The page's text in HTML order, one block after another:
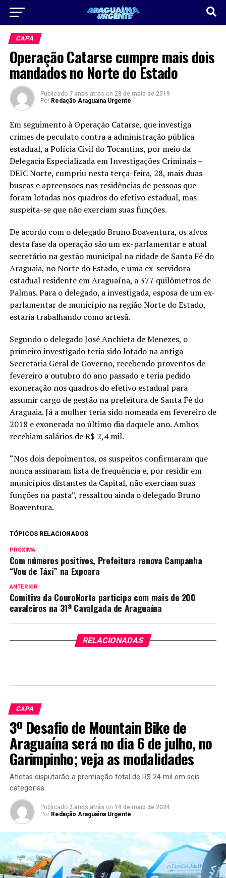
CAPA
Operação Catarse cumpre mais dois
mandados no Norte do Estado
Publicado 7 anos atrás on 28 de maio de 2019
Por Redação Araguaina Urgente
Em seguimento à Operação Catarse, que investiga
crimes de peculato contra a administração pública
estadual, a Polícia Civil do Tocantins, por meio da
Delegacia Especializada em Investigações Criminais –
DEIC Norte, cumpriu nesta terça-feira, 28, mais duas
buscas e apreensões nas residências de pessoas que
foram lotadas nos quadros do efetivo estadual, mas
suspeita-se que não exerciam suas funções.
De acordo com o delegado Bruno Boaventura, os alvos
desta fase da operação são um ex-parlamentar e atual
secretário na gestão municipal na cidade de Santa Fé do
Araguaia, no Norte do Estado, e uma ex-servidora
estadual residente em Araguaína, a 377 quilômetros de
Palmas. Para o delegado, a investigada, esposa de um ex-
parlamentar de município na região Norte do Estado,
estaria trabalhando como artesã.
Segundo o delegado José Anchieta de Menezes, o
primeiro investigado teria sido lotado na antiga
Secretaria Geral de Governo, recebendo proventos de
fevereiro a outubro do ano passado e teria pedido
exoneração nos quadros do efetivo estadual para
assumir cargo de gestão na prefeitura de Santa Fé do
Araguaia. Já a mulher teria sido nomeada em fevereiro de
2018 e exonerada no último dia daquele ano. Ambos
recebiam salários de R$ 2,4 mil.
“Nos dois depoimentos, os suspeitos confirmaram que
nunca assinaram lista de frequência e, por residir em
municípios distantes da Capital, não exerciam suas
funções na pasta”, ressaltou ainda o delegado Bruno
Boaventura.
TÓPICOS RELACIONADOS
PRÓXIMA
Com números positivos, Prefeitura renova Campanha
“Vou de Táxi” na Expoara
ANTERIOR
Comitiva da CouroNorte participa com mais de 200
cavaleiros na 31ª Cavalgada de Araguaína
RELACIONADAS
CAPA
3º Desafio de Mountain Bike de
Araguaína será no dia 6 de julho, no
Garimpinho; veja as modalidades
Atletas disputarão a premiação total de R$ 24 mil em seis
categorias
Publicado 2 anos atrás on 14 de maio de 2024
Por Redação Araguaina Urgente